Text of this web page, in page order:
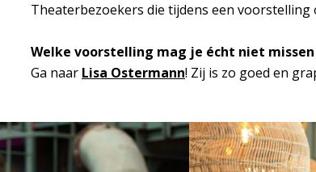
Theaterbezoekers die tijdens een
Welke voorstelling mag je écht niet
Ga naar Lisa Ostermann! Zij is zo goed en